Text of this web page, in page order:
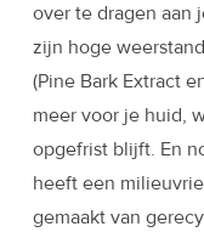
over te dragen aan
zijn hoge
(Pine Bark Extract
meer voor je huid,
opgefrist blijft. En
heeft een
gemaakt van